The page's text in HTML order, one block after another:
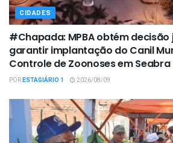
CIDADES
#Chapada: MPBA obtém
garantir implantação do Canil
Controle de Zoonoses em Seabra
PORESTAGIÁRIO 1 2026/08/09